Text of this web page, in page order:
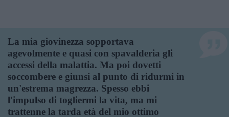
La mia giovinezza sopportava
agevolmente e quasi con spavalderia gli
accessi della malattia. Ma poi dovetti
soccombere e giunsi al punto di ridurmi in
un'estrema magrezza. Spesso ebbi
l'impulso di togliermi la vita, ma mi
trattenne la tarda età del mio ottimo